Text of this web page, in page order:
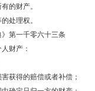
的财产。
处理权。
》第一千零六十三条
财产：
获得的赔偿或者补偿；